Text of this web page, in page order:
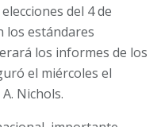
del 4 de
los estándares
los informes de los
el miércoles el
Nichols.